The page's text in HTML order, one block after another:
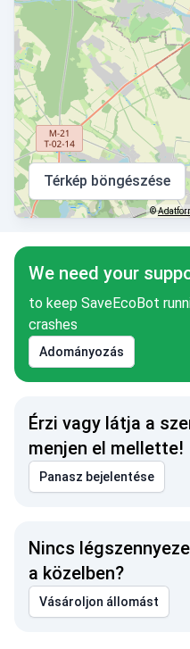
Térkép böngészése
©
We need your
to keep SaveEcoBot
crashes
Adományozás
Érzi vagy látja a
menjen el mellette!
Panasz bejelentése
Nincs
a közelben?
Vásároljon állomást